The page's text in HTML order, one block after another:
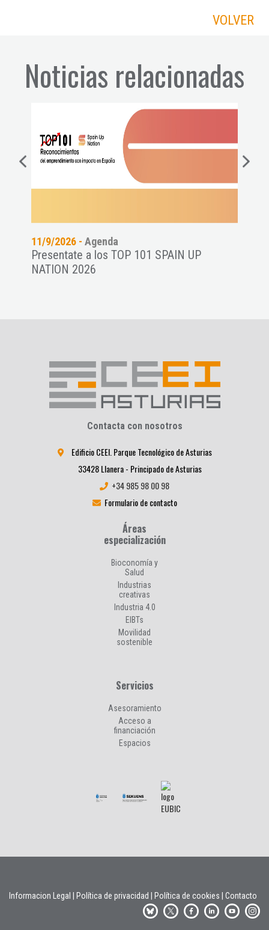
VOLVER
Noticias relacionadas
11/9/2026 -Agenda
Presentate a los TOP 101 SPAIN UP
NATION 2026
Contacta con nosotros
Edificio CEEI. Parque Tecnológico de Asturias
33428 Llanera - Principado de Asturias
+34 985 98 00 98
Formulario de contacto
Áreas
especialización
Bioconomía y
Salud
Industrias
creativas
Industria 4.0
EIBTs
Movilidad
sostenible
Servicios
Asesoramiento
Acceso a
financiación
Espacios
Informacion Legal Política de privacidad Política de cookies Contacto